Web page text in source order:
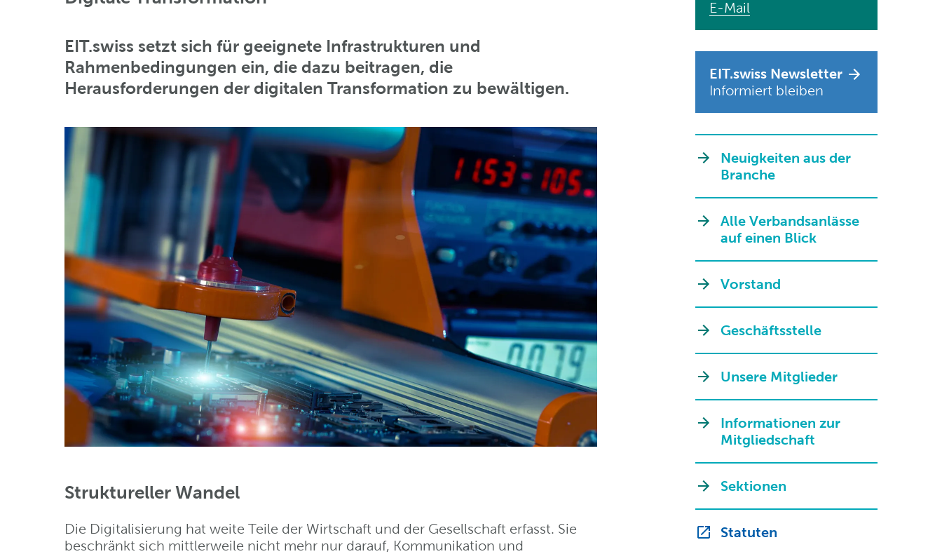
EIT.swiss setzt sich für geeignete Infrastrukturen und
Rahmenbedingungen ein, die dazu beitragen, die
Herausforderungen der digitalen Transformation zu bewältigen.
Struktureller Wandel
Die Digitalisierung hat weite Teile der Wirtschaft und der Gesellschaft erfasst. Sie
beschränkt sich mittlerweile nicht mehr nur darauf, Kommunikation und
E-Mail
EIT.swiss Newsletter
Informiert bleiben
Neuigkeiten aus der
Branche
Alle Verbandsanlässe
auf einen Blick
Vorstand
Geschäftsstelle
Unsere Mitglieder
Informationen zur
Mitgliedschaft
Sektionen
Statuten